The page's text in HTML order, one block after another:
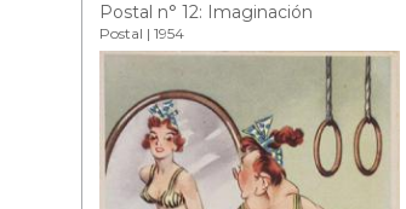
Postal n° 12: Imaginación
Postal | 1954